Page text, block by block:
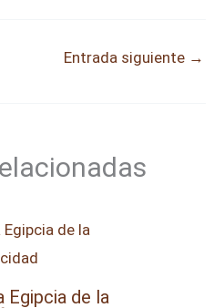
Entrada siguiente →
Egipcia de la